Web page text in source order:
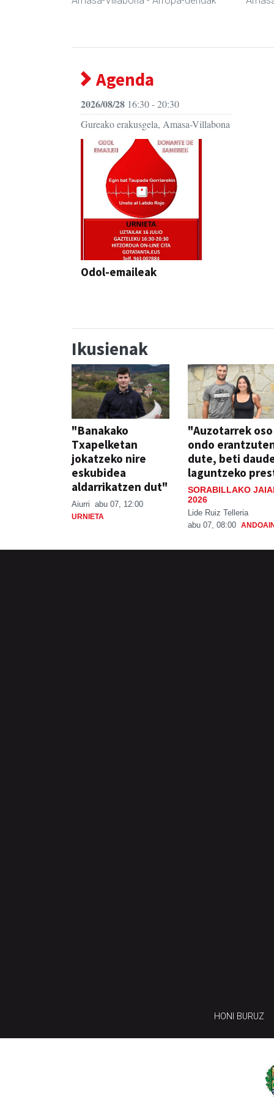
Agenda
2026/08/28 16:30 - 20:30
Gureako erakusgela, Amasa-Villabona
Odol-emaileak
Ikusienak
"Banakako
Txapelketan
jokatzeko nire
eskubidea
aldarrikatzen dut"
Aiurri abu 07, 12:00
URNIETA
"Auzotarrek oso
ondo
dute, beti
laguntzeko
SORABILLAKO
2026
Lide Ruiz Telleria
abu 07, 08:00
HONI BURUZ